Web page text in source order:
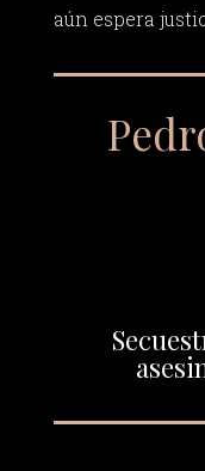
aún espera